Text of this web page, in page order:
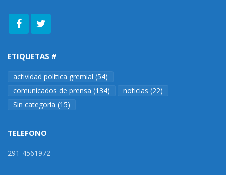
ETIQUETAS #
actividad política gremial (54)
comunicados de prensa (134) noticias (22)
Sin categoría (15)
TELEFONO
291-4561972